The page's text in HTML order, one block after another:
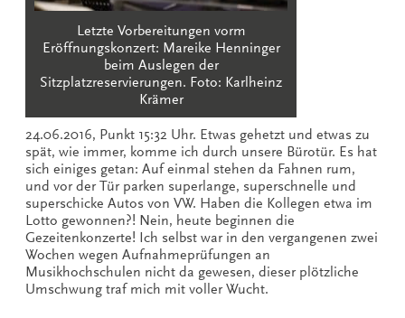
Letzte Vorbereitungen vorm
Eröffnungskonzert: Mareike Henninger
beim Auslegen der
Sitzplatzreservierungen. Foto: Karlheinz
Krämer
24.06.2016, Punkt 15:32 Uhr. Etwas gehetzt und etwas zu
spät, wie immer, komme ich durch unsere Bürotür. Es hat
sich einiges getan: Auf einmal stehen da Fahnen rum,
und vor der Tür parken superlange, superschnelle und
superschicke Autos von VW. Haben die Kollegen etwa im
Lotto gewonnen?! Nein, heute beginnen die
Gezeitenkonzerte! Ich selbst war in den vergangenen zwei
Wochen wegen Aufnahmeprüfungen an
Musikhochschulen nicht da gewesen, dieser plötzliche
Umschwung traf mich mit voller Wucht.